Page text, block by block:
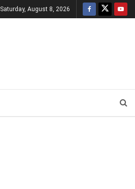
Saturday, August 8, 2026